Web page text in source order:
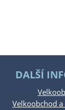
DALŠÍ
Velkoobchod